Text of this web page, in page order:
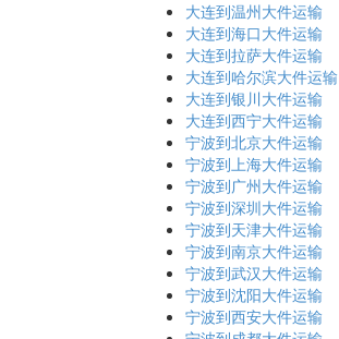
大连到温州大件运输
大连到海口大件运输
大连到拉萨大件运输
大连到哈尔滨大件运输
大连到银川大件运输
大连到西宁大件运输
宁波到北京大件运输
宁波到上海大件运输
宁波到广州大件运输
宁波到深圳大件运输
宁波到天津大件运输
宁波到南京大件运输
宁波到武汉大件运输
宁波到沈阳大件运输
宁波到西安大件运输